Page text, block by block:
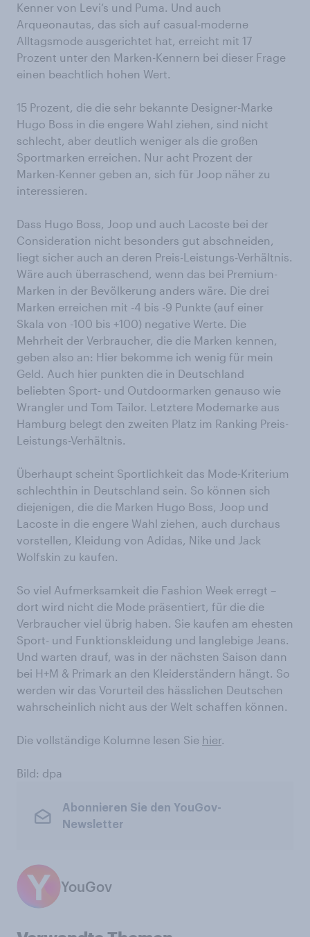
Kenner von Levi‘s und Puma. Und auch
Arqueonautas, das sich auf casual-moderne
Alltagsmode ausgerichtet hat, erreicht mit 17
Prozent unter den Marken-Kennern bei dieser Frage
einen beachtlich hohen Wert.
15 Prozent, die die sehr bekannte Designer-Marke
Hugo Boss in die engere Wahl ziehen, sind nicht
schlecht, aber deutlich weniger als die großen
Sportmarken erreichen. Nur acht Prozent der
Marken-Kenner geben an, sich für Joop näher zu
interessieren.
Dass Hugo Boss, Joop und auch Lacoste bei der
Consideration nicht besonders gut abschneiden,
liegt sicher auch an deren Preis-Leistungs-Verhältnis.
Wäre auch überraschend, wenn das bei Premium-
Marken in der Bevölkerung anders wäre. Die drei
Marken erreichen mit -4 bis -9 Punkte (auf einer
Skala von -100 bis +100) negative Werte. Die
Mehrheit der Verbraucher, die die Marken kennen,
geben also an: Hier bekomme ich wenig für mein
Geld. Auch hier punkten die in Deutschland
beliebten Sport- und Outdoormarken genauso wie
Wrangler und Tom Tailor. Letztere Modemarke aus
Hamburg belegt den zweiten Platz im Ranking Preis-
Leistungs-Verhältnis.
Überhaupt scheint Sportlichkeit das Mode-Kriterium
schlechthin in Deutschland sein. So können sich
diejenigen, die die Marken Hugo Boss, Joop und
Lacoste in die engere Wahl ziehen, auch durchaus
vorstellen, Kleidung von Adidas, Nike und Jack
Wolfskin zu kaufen.
So viel Aufmerksamkeit die Fashion Week erregt –
dort wird nicht die Mode präsentiert, für die die
Verbraucher viel übrig haben. Sie kaufen am ehesten
Sport- und Funktionskleidung und langlebige Jeans.
Und warten drauf, was in der nächsten Saison dann
bei H+M & Primark an den Kleiderständern hängt. So
werden wir das Vorurteil des hässlichen Deutschen
wahrscheinlich nicht aus der Welt schaffen können.
Die vollständige Kolumne lesen Sie hier.
Bild: dpa
Abonnieren Sie den YouGov-
Newsletter
YouGov